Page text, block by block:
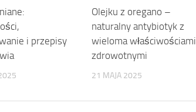
i przepisy
Olejku z oregano –
naturalny antybiotyk z
wieloma właściwościami
zdrowotnymi
21 MAJA 2025